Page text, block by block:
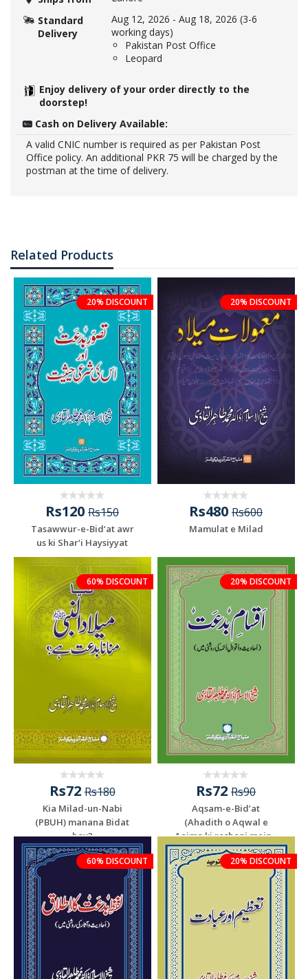
Standard
Delivery
Aug 12, 2026 - Aug 18, 2026 (3-6
working days)
Pakistan Post Office
Leopard
Enjoy delivery of your order directly to the
doorstep!
Cash on Delivery Available:
A valid CNIC number is required as per Pakistan Post
Office policy. An additional PKR 75 will be charged by the
postman at the time of delivery.
Related Products
20% DISCOUNT
Rs120 Rs150
Tasawwur-e-Bid‘at awr
us ki Shar‘i Haysiyyat
20% DISCOUNT
Rs480 Rs600
Mamulat e Milad
60% DISCOUNT
Rs72Rs180
Kia Milad-un-Nabi
(PBUH) manana Bidat
hay?
20% DISCOUNT
Rs72 Rs90
Aqsam-e-Bid’at
(Ahadith o Aqwal e
Aaima ki roshani mein...
60% DISCOUNT 20% DISCOUNT